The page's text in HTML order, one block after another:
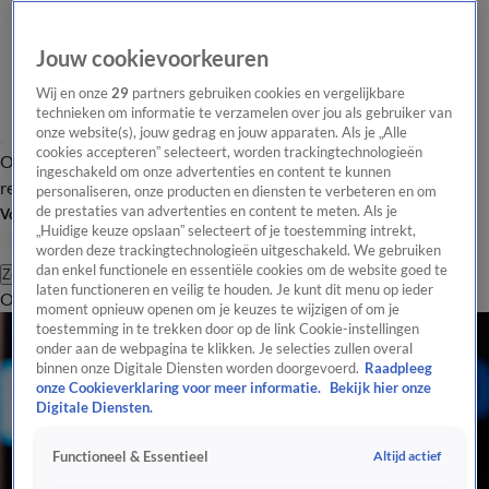
Overzicht Laatste nieuws Regionieuws Het beste van Hart
Tip de
redactie
Volg Hart van Nederland
Zoeken
OverzichtRegioUitzendingenWeerTip de redactiePanelVideo's
Jouw cookievoorkeuren
Wij en onze29 partners gebruiken cookies en vergelijkbare
technieken om informatie te verzamelen over jou als gebruiker van
onze website(s), jouw gedrag en jouw apparaten. Als je „Alle
cookies accepteren” selecteert, worden trackingtechnologieën
ingeschakeld om onze advertenties en content te kunnen
personaliseren, onze producten en diensten te verbeteren en om
de prestaties van advertenties en content te meten. Als je
„Huidige keuze opslaan” selecteert of je toestemming intrekt,
worden deze trackingtechnologieën uitgeschakeld. We gebruiken
dan enkel functionele en essentiële cookies om de website goed te
laten functioneren en veilig te houden. Je kunt dit menu op ieder
moment opnieuw openen om je keuzes te wijzigen of om je
toestemming in te trekken door op de link Cookie-instellingen
onder aan de webpagina te klikken. Je selecties zullen overal
binnen onze Digitale Diensten worden doorgevoerd. Raadpleeg
onze Cookieverklaring voor meer informatie.
Bekijk hier onze
Digitale Diensten.
Functioneel & Essentieel Altijd actief